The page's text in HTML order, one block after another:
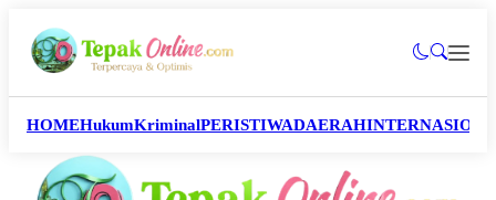
HOMEHukumKriminalPERISTIWADAERAH